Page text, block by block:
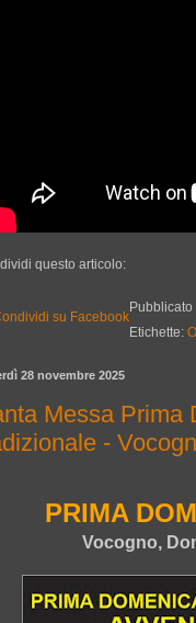
questo articolo:
Pubblicato
Etichette:
28 novembre 2025
Messa Prima
-
PRIMA
Vocogno,